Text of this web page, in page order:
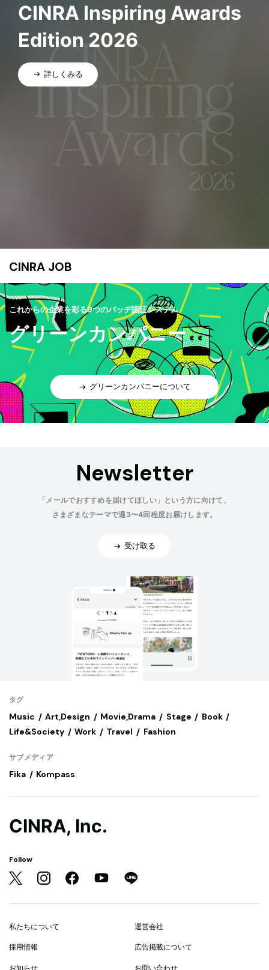
CINRA Inspiring Awards
Edition 2026
詳しくみる
CINRA JOB
これからの企業を彩る9つのバッヂ認証システム
グリーンカンパニー
グリーンカンパニーについて
Newsletter
「メールでおすすめを届けてほしい」という方に向けて、
さまざまなテーマで週3〜4回程度お届けします。
受け取る
タグ
Music Art,Design Movie,Drama Stage
Book
Life&Society
Work Travel Fashion
サブメディア
Fika Kompass
CINRA, Inc.
Follow
私たちについて 運営会社
採用情報 広告掲載について
お知らせ お問い合わせ